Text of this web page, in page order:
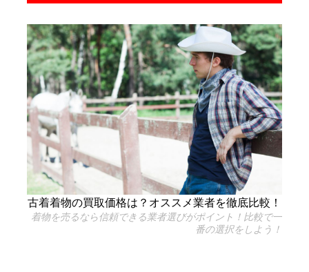
古着着物の買取価格は？オススメ業者を徹底比較！
着物を売るなら信頼できる業者選びがポイント！比較で一
番の選択をしよう！